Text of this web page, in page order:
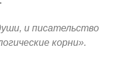
и писательство
корни».